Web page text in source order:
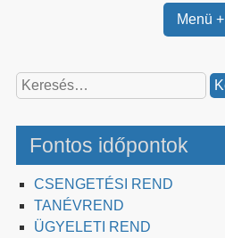
Menü +
Keresés:
Fontos időpontok
CSENGETÉSI REND
TANÉVREND
ÜGYELETI REND